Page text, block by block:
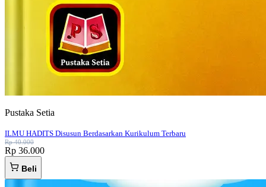
Pustaka Setia
ILMU HADITS Disusun Berdasarkan Kurikulum Terbaru
Rp 40.000
Rp 36.000
Beli